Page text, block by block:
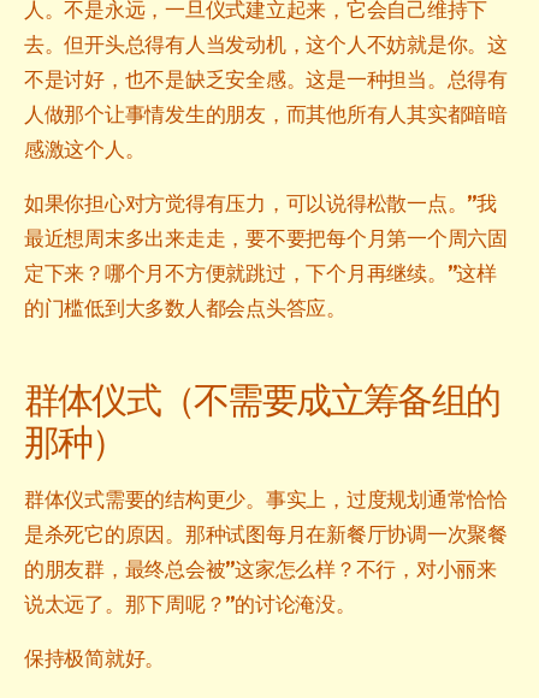
人。不是永远，一旦仪式建立起来，它会自己维持下
去。但开头总得有人当发动机，这个人不妨就是你。这
不是讨好，也不是缺乏安全感。这是一种担当。总得有
人做那个让事情发生的朋友，而其他所有人其实都暗暗
感激这个人。
如果你担心对方觉得有压力，可以说得松散一点。”我
最近想周末多出来走走，要不要把每个月第一个周六固
定下来？哪个月不方便就跳过，下个月再继续。”这样
的门槛低到大多数人都会点头答应。
群体仪式（不需要成立筹备组的
那种）
群体仪式需要的结构更少。事实上，过度规划通常恰恰
是杀死它的原因。那种试图每月在新餐厅协调一次聚餐
的朋友群，最终总会被”这家怎么样？不行，对小丽来
说太远了。那下周呢？”的讨论淹没。
保持极简就好。